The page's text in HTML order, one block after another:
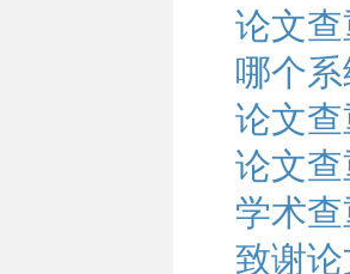
论文
哪个
论文
论文
学术
致谢